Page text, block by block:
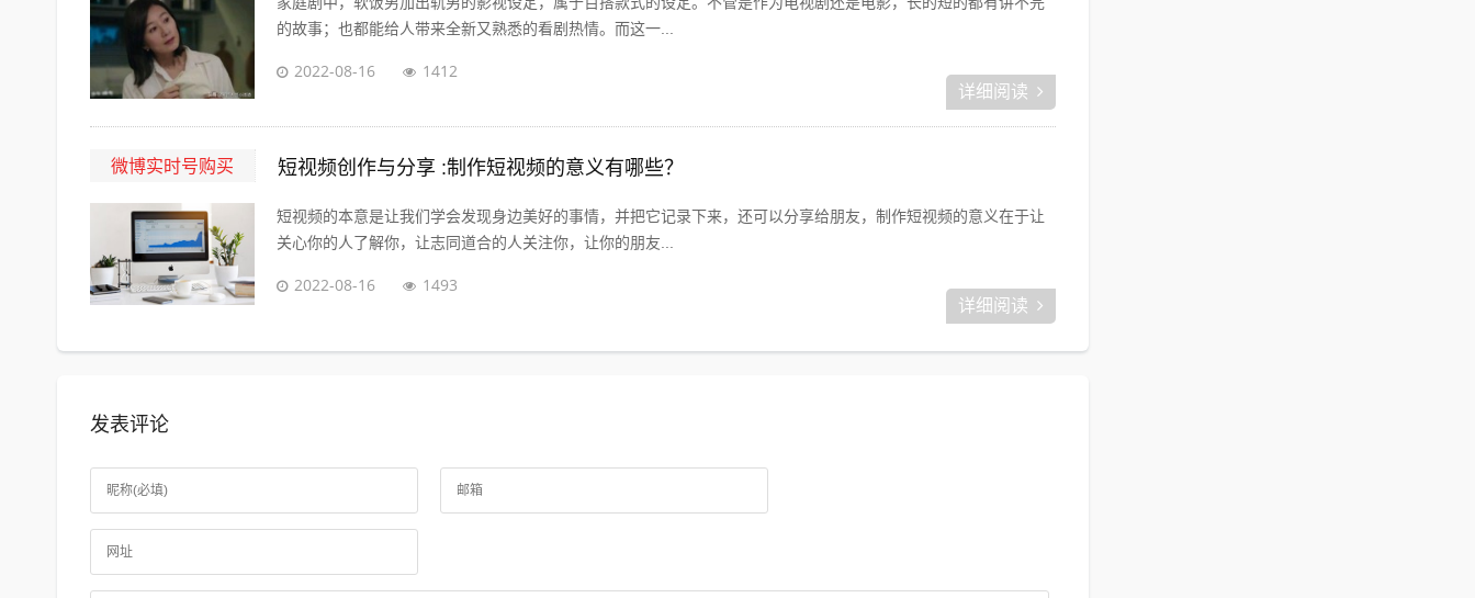
的故事；也都能给人带来全新又熟悉的看剧热情。而这一...
2022-08-16 1412
详细阅读
微博实时号购买 短视频创作与分享 :制作短视频的意义有哪些？
短视频的本意是让我们学会发现身边美好的事情，并把它记录下来，还可以分享给朋友，制作短视频的意义在于让
关心你的人了解你，让志同道合的人关注你，让你的朋友...
2022-08-16 1493
详细阅读
发表评论